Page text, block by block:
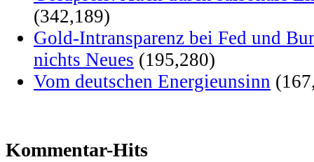
(342,189)
Gold-Intransparenz bei Fed und
nichts Neues (195,280)
Vom deutschen Energieunsinn
Kommentar-Hits